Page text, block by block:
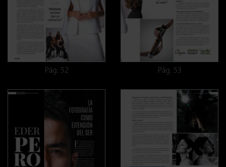
Pág. 52 Pág. 53